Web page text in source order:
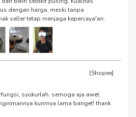
dengan harga, meski tanpa
seller tetap menjaga kepercaya'an.
[Shopee]
syukurlah. semoga aja awet.
kurirnya lama banget! thank